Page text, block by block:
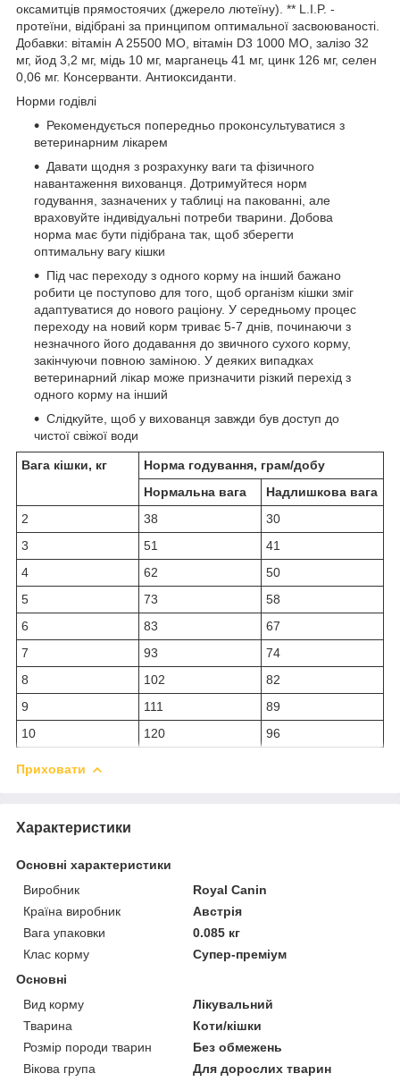
оксамитців прямостоячих (джерело лютеїну). ** L.I.P. -
протеїни, відібрані за принципом оптимальної засвоюваності.
Добавки: вітамін A 25500 MO, вітамін D3 1000 MO, залізо 32
мг, йод 3,2 мг, мідь 10 мг, марганець 41 мг, цинк 126 мг, селен
0,06 мг. Консерванти. Aнтиоксиданти.
Норми годівлі
Рекомендується попередньо проконсультуватися з
ветеринарним лікарем
Давати щодня з розрахунку ваги та фізичного
навантаження вихованця. Дотримуйтеся норм
годування, зазначених у таблиці на пакованні, але
враховуйте індивідуальні потреби тварини. Добова
норма має бути підібрана так, щоб зберегти
оптимальну вагу кішки
Під час переходу з одного корму на інший бажано
робити це поступово для того, щоб організм кішки зміг
адаптуватися до нового раціону. У середньому процес
переходу на новий корм триває 5-7 днів, починаючи з
незначного його додавання до звичного сухого корму,
закінчуючи повною заміною. У деяких випадках
ветеринарний лікар може призначити різкий перехід з
одного корму на інший
Слідкуйте, щоб у вихованця завжди був доступ до
чистої свіжої води
Вага кішки, кг
Норма годування, грам/добу
Нормальна вага
Надлишкова вага
2
38
30
3
51
41
4
62
50
5
73
58
6
83
67
7
93
74
8
102
82
9
111
89
10
120 96
Приховати
Характеристики
Основні характеристики
Виробник
Royal Canin
Країна виробник
Австрія
Вага упаковки
0.085 кг
Клас корму
Супер-преміум
Основні
Вид корму
Лікувальний
Тварина
Коти/кішки
Розмір породи тварин
Без обмежень
Вікова група
Для дорослих тварин